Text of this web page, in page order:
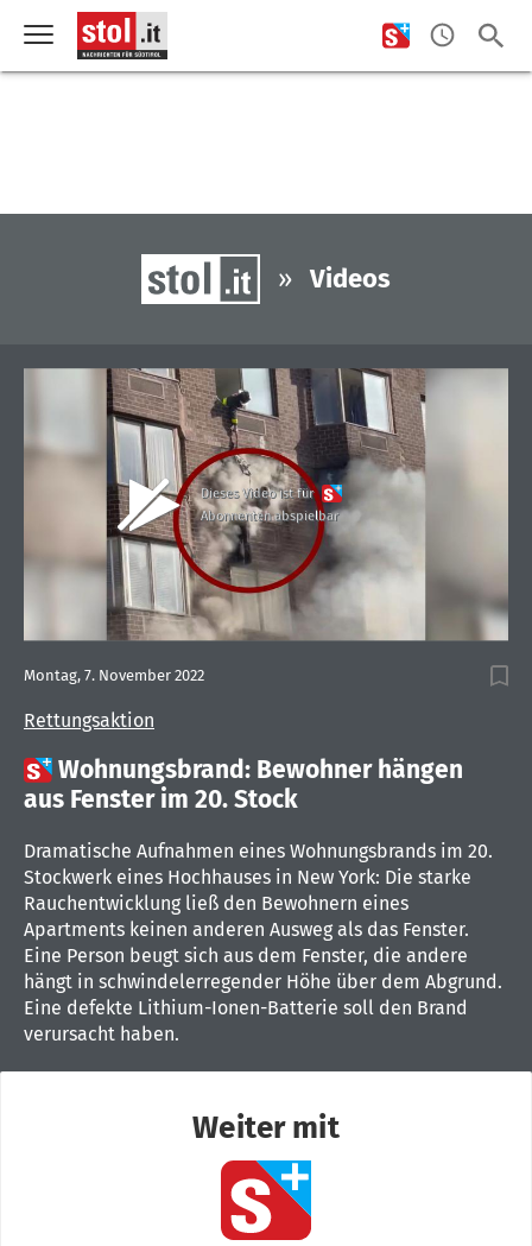
» Videos
Dieses Video ist für
Abonnenten abspielbar
Rettungsaktion
Montag, 7. November 2022
Wohnungsbrand: Bewohner hängen
aus Fenster im 20. Stock
Dramatische Aufnahmen eines Wohnungsbrands im 20.
Stockwerk eines Hochhauses in New York: Die starke
Rauchentwicklung ließ den Bewohnern eines
Apartments keinen anderen Ausweg als das Fenster.
Eine Person beugt sich aus dem Fenster, die andere
hängt in schwindelerregender Höhe über dem Abgrund.
Eine defekte Lithium-Ionen-Batterie soll den Brand
verursacht haben.